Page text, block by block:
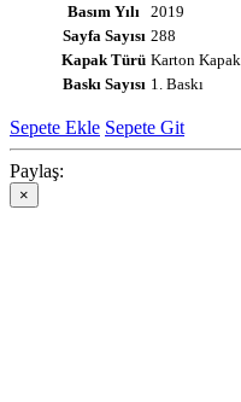
Basım Yılı
2019
Sayfa Sayısı 288
Kapak Türü Karton Kapak
Baskı Sayısı 1. Baskı
Sepete Ekle Sepete Git
Paylaş:
×